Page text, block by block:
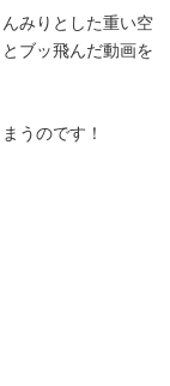
みりとした重い空
ブッ飛んだ動画を
うのです！